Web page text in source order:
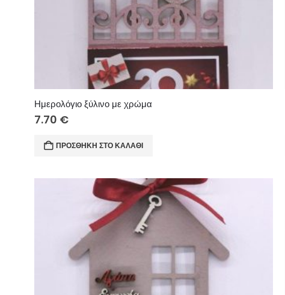
Ημερολόγιο ξύλινο με χρώμα
7.70 €
ΠΡΟΣΘΉΚΗ ΣΤΟ ΚΑΛΆΘΙ